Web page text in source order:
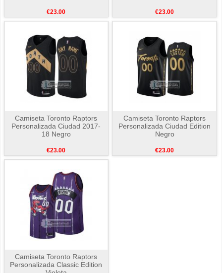
€23.00 €23.00
Camiseta Toronto Raptors
Personalizada Ciudad 2017-
18 Negro
€23.00
Camiseta Toronto Raptors
Personalizada Ciudad Edition
Negro
€23.00
Camiseta Toronto Raptors
Personalizada Classic Edition